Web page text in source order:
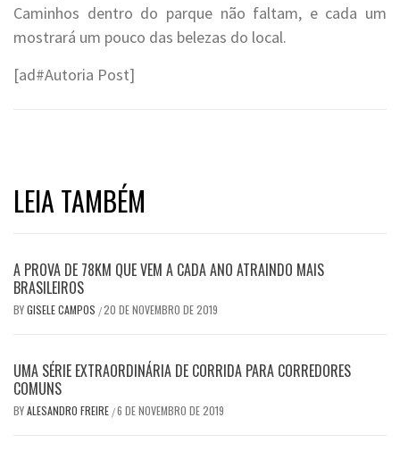
Caminhos dentro do parque não faltam, e cada um
mostrará um pouco das belezas do local.
[ad#Autoria Post]
LEIA TAMBÉM
A PROVA DE 78KM QUE VEM A CADA ANO ATRAINDO MAIS
BRASILEIROS
BYGISELE CAMPOS /20 DE NOVEMBRO DE 2019
UMA SÉRIE EXTRAORDINÁRIA DE CORRIDA PARA CORREDORES
COMUNS
BYALESANDRO FREIRE /6 DE NOVEMBRO DE 2019